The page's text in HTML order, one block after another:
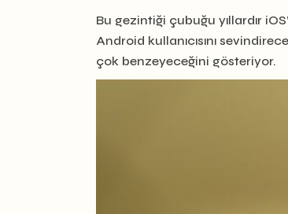
Bu gezintiği çubuğu yıllardır
Android kullanıcısını
çok benzeyeceğini gösteriyor.